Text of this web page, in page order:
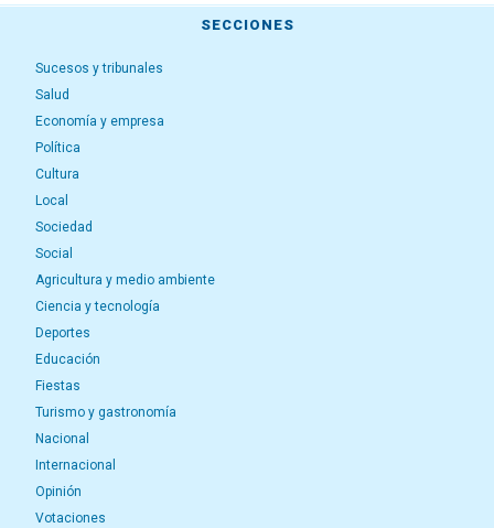
SECCIONES
Sucesos y tribunales
Salud
Economía y empresa
Política
Cultura
Local
Sociedad
Social
Agricultura y medio ambiente
Ciencia y tecnología
Deportes
Educación
Fiestas
Turismo y gastronomía
Nacional
Internacional
Opinión
Votaciones